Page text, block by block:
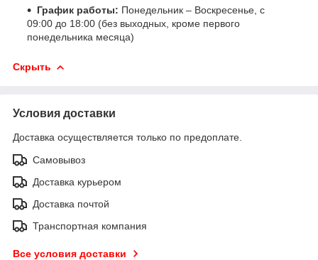
График работы: Понедельник – Воскресенье, с
09:00 до 18:00 (без выходных, кроме первого
понедельника месяца)
Скрыть
Условия доставки
Доставка осуществляется только по предоплате.
Самовывоз
Доставка курьером
Доставка почтой
Транспортная компания
Все условия доставки